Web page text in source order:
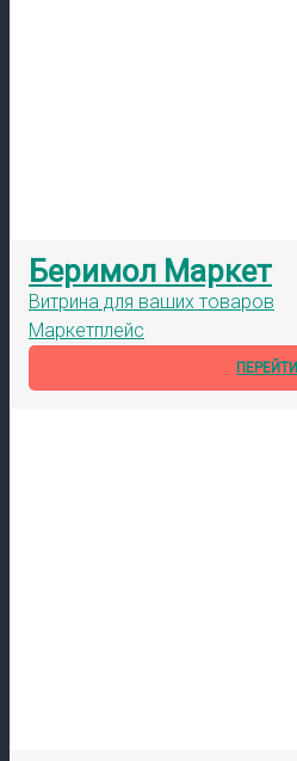
Беримол Маркет
Витрина для ваших товаров
Маркетплейс
ПЕРЕЙТИ